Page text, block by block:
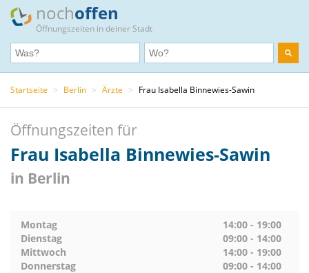
nochoffen
Öffnungszeiten in deiner Stadt
Startseite > Berlin > Ärzte > Frau Isabella Binnewies-Sawin
Öffnungszeiten für
Frau Isabella Binnewies-Sawin
in Berlin
Montag
14:00 - 19:00
Dienstag
09:00 - 14:00
Mittwoch
14:00 - 19:00
Donnerstag
09:00 - 14:00